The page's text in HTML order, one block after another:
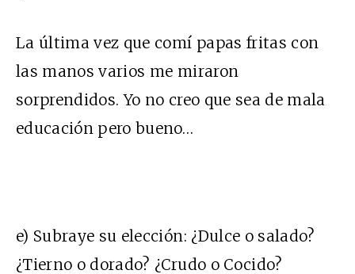
La última vez que comí papas fritas con
las manos varios me miraron
sorprendidos. Yo no creo que sea de mala
educación pero bueno…
e) Subraye su elección: ¿Dulce o salado?
¿Tierno o dorado? ¿Crudo o Cocido?